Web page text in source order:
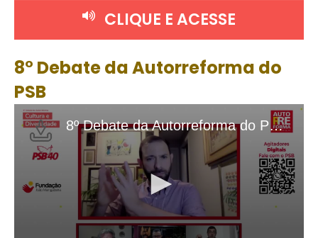
CLIQUE E ACESSE
8° Debate da Autorreforma do
PSB